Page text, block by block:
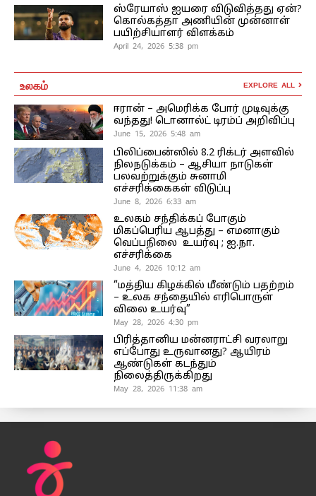
ஸ்ரேயாஸ் ஐயரை விடுவித்தது ஏன்?
கொல்கத்தா அணியின் முன்னாள்
பயிற்சியாளர் விளக்கம்
April 24, 2026 5:38 pm
உலகம் EXPLORE ALL
ஈரான் – அமெரிக்க போர் முடிவுக்கு
வந்தது! டொனால்ட் டிரம்ப் அறிவிப்பு
June 15, 2026 5:48 am
பிலிப்பைன்ஸில் 8.2 ரிக்டர் அளவில்
நிலநடுக்கம் – ஆசியா நாடுகள்
பலவற்றுக்கும் சுனாமி
எச்சரிக்கைகள் விடுப்பு
June 8, 2026 6:33 am
உலகம் சந்திக்கப் போகும்
மிகப்பெரிய ஆபத்து – எமனாகும்
வெப்பநிலை உயர்வு ; ஐ.நா.
எச்சரிக்கை
June 4, 2026 10:12 am
“மத்திய கிழக்கில் மீண்டும் பதற்றம்
– உலக சந்தையில் எரிபொருள்
விலை உயர்வு”
May 28, 2026 4:30 pm
பிரித்தானிய மன்னராட்சி வரலாறு
எப்போது உருவானது? ஆயிரம்
ஆண்டுகள் கடந்தும்
நிலைத்திருக்கிறது
May 28, 2026 11:38 am